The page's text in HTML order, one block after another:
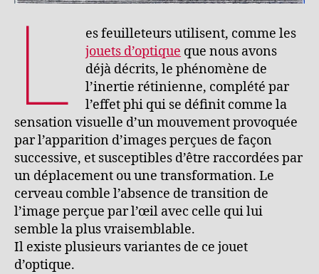
L
es feuilleteurs utilisent, comme les
jouets d’optique que nous avons
déjà décrits, le phénomène de
l’inertie rétinienne, complété par
l’effet phi qui se définit comme la
sensation visuelle d’un mouvement provoquée
par l’apparition d’images perçues de façon
successive, et susceptibles d’être raccordées par
un déplacement ou une transformation. Le
cerveau comble l’absence de transition de
l’image perçue par l’œil avec celle qui lui
semble la plus vraisemblable.
Il existe plusieurs variantes de ce jouet
d’optique.